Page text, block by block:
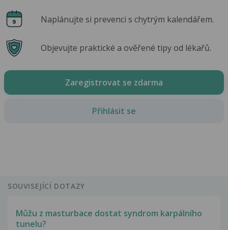
Naplánujte si prevenci s chytrým kalendářem.
Objevujte praktické a ověřené tipy od lékařů.
Zaregistrovat se zdarma
Přihlásit se
SOUVISEJÍCÍ DOTAZY
Můžu z masturbace dostat syndrom karpálního
tunelu?